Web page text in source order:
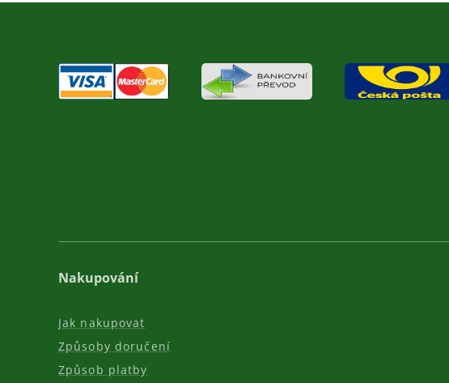
Nakupování
Jak nakupovat
Způsoby doručení
Způsob platby